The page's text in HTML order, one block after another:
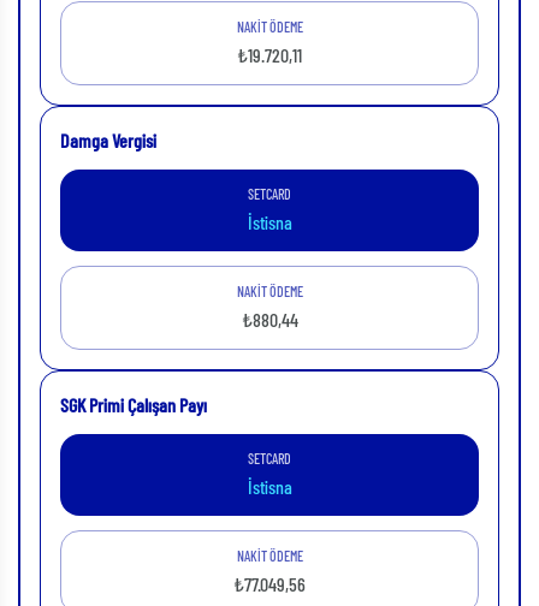
NAKİT ÖDEME
₺19.720,11
Damga Vergisi
SETCARD
İstisna
NAKİT ÖDEME
₺880,44
SGK Primi Çalışan Payı
SETCARD
İstisna
NAKİT ÖDEME
₺77.049,56